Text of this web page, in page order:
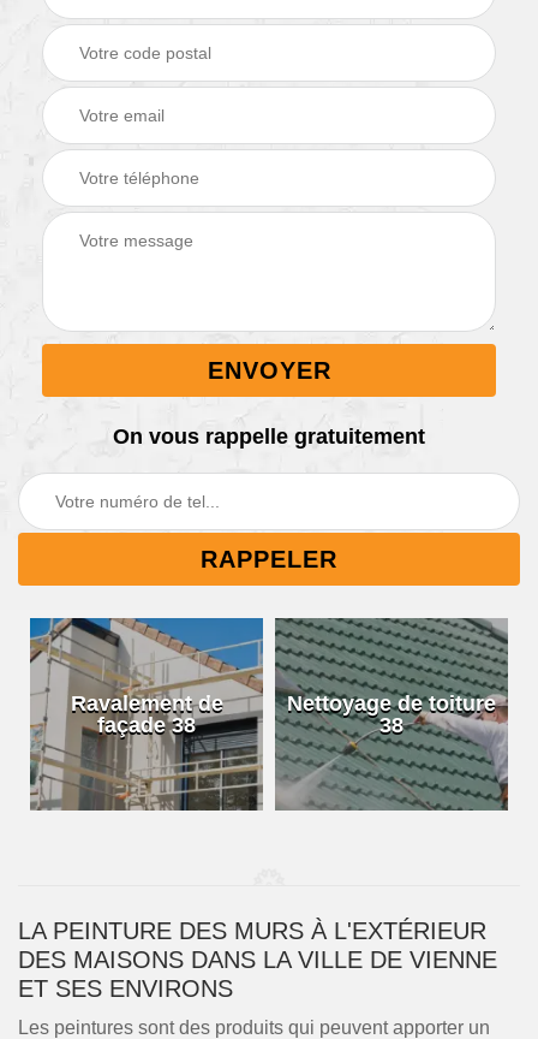
On vous rappelle gratuitement
Ravalement de
façade 38
Nettoyage de toiture
38
LA PEINTURE DES MURS À L'EXTÉRIEUR
DES MAISONS DANS LA VILLE DE VIENNE
ET SES ENVIRONS
Les peintures sont des produits qui peuvent apporter un